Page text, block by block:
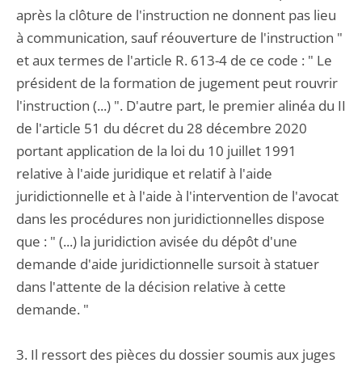
après la clôture de l'instruction ne donnent pas lieu
à communication, sauf réouverture de l'instruction "
et aux termes de l'article R. 613-4 de ce code : " Le
président de la formation de jugement peut rouvrir
l'instruction (...) ". D'autre part, le premier alinéa du II
de l'article 51 du décret du 28 décembre 2020
portant application de la loi du 10 juillet 1991
relative à l'aide juridique et relatif à l'aide
juridictionnelle et à l'aide à l'intervention de l'avocat
dans les procédures non juridictionnelles dispose
que : " (...) la juridiction avisée du dépôt d'une
demande d'aide juridictionnelle sursoit à statuer
dans l'attente de la décision relative à cette
demande. "
3. Il ressort des pièces du dossier soumis aux juges